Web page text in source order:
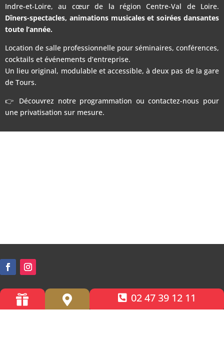
Indre-et-Loire, au cœur de la région Centre-Val de Loire.
Dîners-spectacles, animations musicales et soirées dansantes
toute l’année.
Location de salle professionnelle pour séminaires, conférences,
cocktails et événements d’entreprise.
Un lieu original, modulable et accessible, à deux pas de la gare
de Tours.
👉 Découvrez notre programmation ou contactez-nous pour
une privatisation sur mesure.
Accessibilité PMR
  02 47 39 12 11